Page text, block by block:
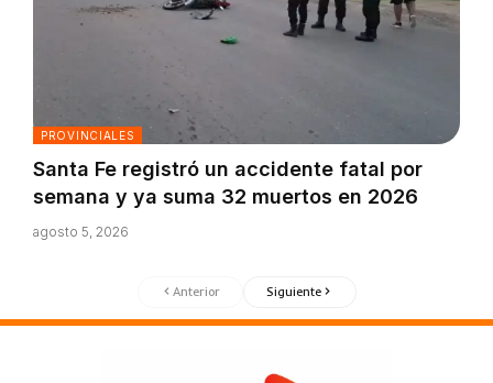
PROVINCIALES
Santa Fe registró un accidente fatal por
semana y ya suma 32 muertos en 2026
agosto 5, 2026
Anterior Siguiente